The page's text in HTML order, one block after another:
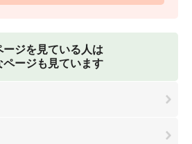
ージを見ている人は
ページも見ています